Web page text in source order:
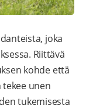
joka
Riittävä
kohde että
unen
tukemisesta